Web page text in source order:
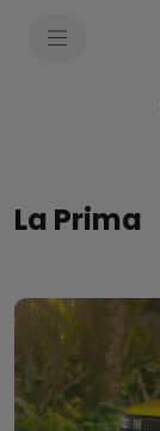
La Prima